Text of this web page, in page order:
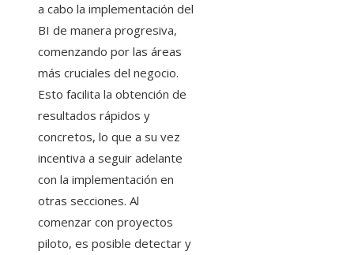
a cabo la implementación del
BI de manera progresiva,
comenzando por las áreas
más cruciales del negocio.
Esto facilita la obtención de
resultados rápidos y
concretos, lo que a su vez
incentiva a seguir adelante
con la implementación en
otras secciones. Al
comenzar con proyectos
piloto, es posible detectar y